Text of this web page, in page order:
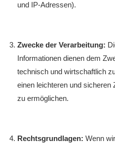
und IP-Adressen).
Zwecke der Verarbeitung:
Informationen dienen dem
technisch und wirtschaftlich
einen leichteren und sicheren
zu ermöglichen.
Rechtsgrundlagen: Wenn